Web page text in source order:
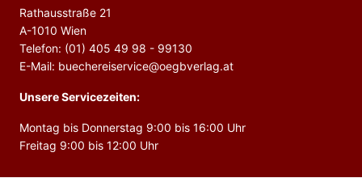
Rathausstraße 21
A-1010 Wien
Telefon: (01) 405 49 98 - 99130
E-Mail: buechereiservice@oegbverlag.at
Unsere Servicezeiten:
Montag bis Donnerstag 9:00 bis 16:00 Uhr
Freitag 9:00 bis 12:00 Uhr